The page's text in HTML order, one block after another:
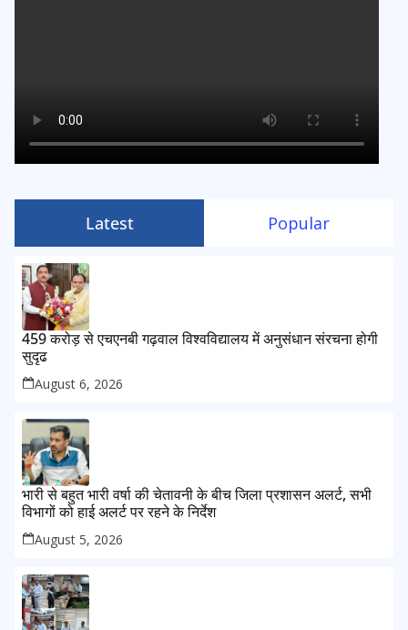
Latest Popular
459 करोड़ से एचएनबी गढ़वाल विश्वविद्यालय में अनुसंधान संरचना होगी
सुदृढ
August 6, 2026
भारी से बहुत भारी वर्षा की चेतावनी के बीच जिला प्रशासन अलर्ट, सभी
विभागों को हाई अलर्ट पर रहने के निर्देश
August 5, 2026